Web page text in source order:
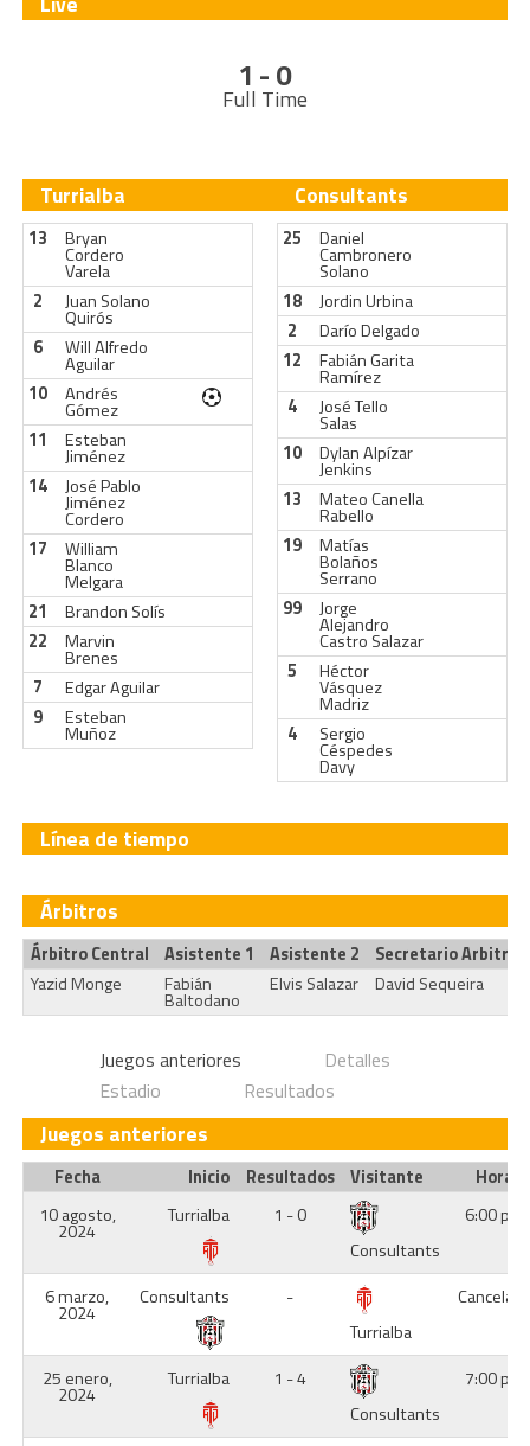
1 - 0
Full Time
Turrialba
13 Bryan
Cordero
Varela
2
Juan Solano
Quirós
6
Will Alfredo
Aguilar
10
Andrés
Gómez
11
Esteban
Jiménez
14
José Pablo
Jiménez
Cordero
17
William
Blanco
Melgara
21
Brandon Solís
22
Marvin
Brenes
7
Edgar Aguilar
9
Esteban
Muñoz
Consultants
25 Daniel
Cambronero
Solano
18
Jordin Urbina
2
Darío Delgado
12
Fabián Garita
Ramírez
4
José Tello
Salas
10
Dylan Alpízar
Jenkins
13
Mateo Canella
Rabello
19
Matías
Bolaños
Serrano
99
Jorge
Alejandro
Castro Salazar
5
Héctor
Vásquez
Madriz
4
Sergio
Céspedes
Davy
Línea de tiempo
Árbitros
Árbitro Central Asistente 1 Asistente 2
Secretario Arbitral
Yazid Monge
Fabián
Baltodano
Elvis Salazar David Sequeira
Juegos anteriores
Detalles
Estadio
Resultados
Juegos anteriores
Fecha Inicio Resultados Visitante
Hora
10 agosto,
2024
Turrialba
1 - 0
Consultants
6:00 pm
6 marzo,
2024
Consultants
-
Turrialba
25 enero,
2024
Turrialba
1 - 4
Consultants
7:00 pm